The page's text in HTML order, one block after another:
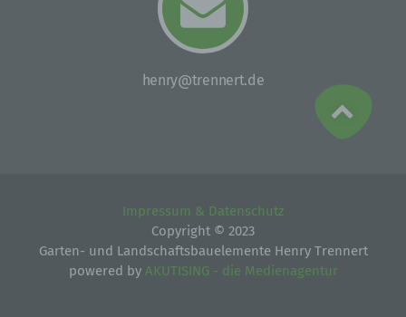
henry@trennert.de
Impressum & Datenschutz
Copyright © 2023
Garten- und Landschaftsbauelemente Henry Trennert
powered by AKUTISING - die Medienagentur
Profiling ist jede Art der automatisierten Verarbeitung
diese personenbezogenen Daten verwendet werden,
um bestimmte persönliche Aspekte, die sich auf eine
insbesondere, um Aspekte bezüglich Arbeitsleistung,
f) Pseudonymisierung
Pseudonymisierung ist die Verarbeitung